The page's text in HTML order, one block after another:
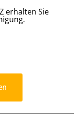
erhalten Sie